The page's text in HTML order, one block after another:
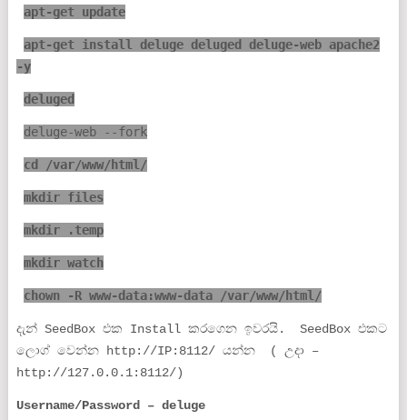
apt-get update
apt-get install deluge deluged deluge-web apache2
-y
deluged
deluge-web --fork
cd /var/www/html/
mkdir files
mkdir .temp
mkdir watch
chown -R www-data:www-data /var/www/html/
දැන් SeedBox එක Install කරගෙන ඉවරයි. SeedBox එකට
ලොග් වෙන්න http://IP:8112/ යන්න ( උදා –
http://127.0.0.1:8112/)
Username/Password – deluge